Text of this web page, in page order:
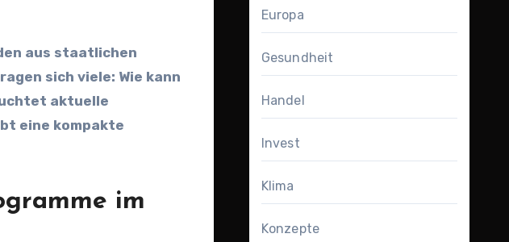
aus staatlichen
sich viele: Wie kann
aktuelle
eine kompakte
im
Europa
Gesundheit
Handel
Invest
Klima
Konzepte